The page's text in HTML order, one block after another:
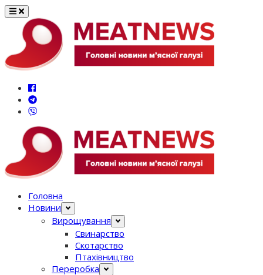
Перейти
вмісту
Головна
Новини
Вирощування
Свинарство
Скотарство
Птахівництво
Переробка